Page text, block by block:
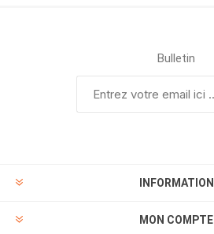
Bulletin
INFORMATION
MON COMPTE